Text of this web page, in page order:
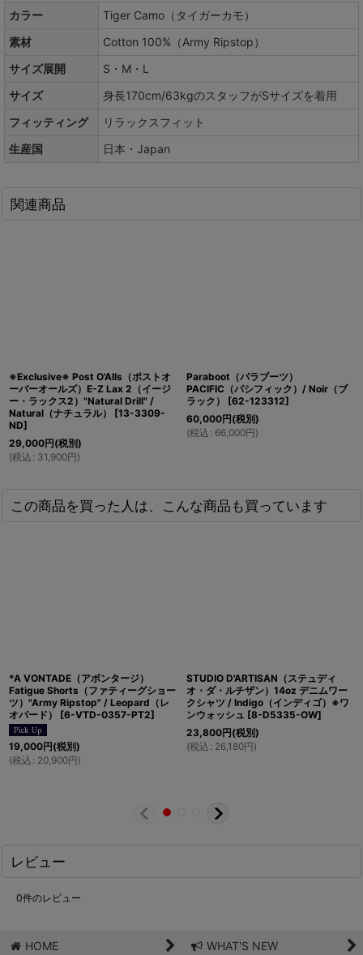
カラー
Tiger Camo（タイガーカモ）
素材
Cotton 100%（Army Ripstop）
サイズ展開
S・M・L
サイズ
身長170cm/63kgのスタッフがSサイズを着用
フィッティング
リラックスフィット
生産国
日本・Japan
関連商品
※Exclusive※ Post O'Alls（ポストオ
ーバーオールズ）E-Z Lax 2（イージ
ー・ラックス2）"Natural Drill" /
Natural（ナチュラル）
[13-3309-
ND]
29,000円(税別)
(税込 : 31,900円)
Paraboot（パラブーツ）
PACIFIC（パシフィック）/ Noir（ブ
ラック）
[62-123312]
60,000円(税別)
(税込 : 66,000円)
この商品を買った人は、こんな商品も買っています
*A VONTADE（アボンタージ）
Fatigue Shorts（ファティーグショー
ツ）"Army Ripstop" / Leopard（レ
オパード）
[6-VTD-0357-PT2]
19,000円(税別)
(税込 : 20,900円)
STUDIO D'ARTISAN（ステュディ
オ・ダ・ルチザン）14oz デニムワー
クシャツ / Indigo（インディゴ）※ワ
ンウォッシュ [8-D5335-OW]
23,800円(税別)
(税込 : 26,180円)
レビュー
0件のレビュー
HOME WHAT'S NEW